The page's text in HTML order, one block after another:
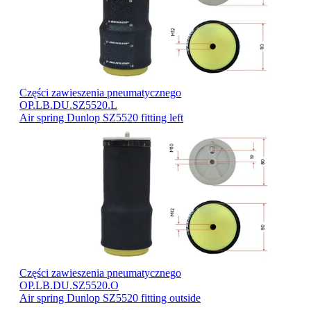
Części zawieszenia pneumatycznego
OP.LB.DU.SZ5520.L
Air spring Dunlop SZ5520 fitting left
Części zawieszenia pneumatycznego
OP.LB.DU.SZ5520.O
Air spring Dunlop SZ5520 fitting outside